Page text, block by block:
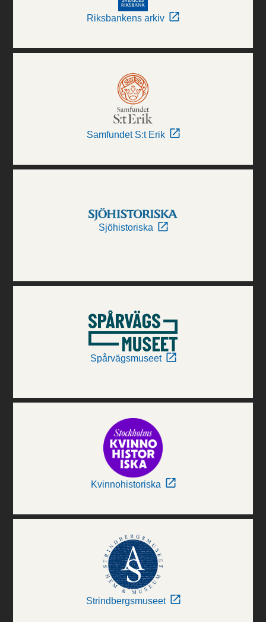
Riksbankens arkiv
Samfundet S:t Erik
Sjöhistoriska
Spårvägsmuseet
Kvinnohistoriska
Strindbergsmuseet